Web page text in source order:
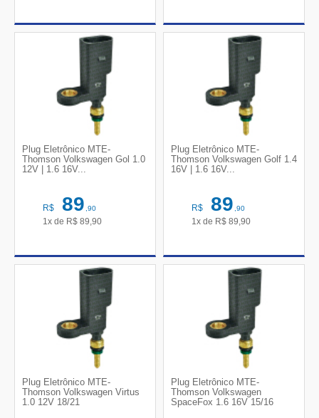
Plug Eletrônico MTE-
Thomson Volkswagen Gol 1.0
12V | 1.6 16V...
R$ 89,90
1x de R$ 89,90
Plug Eletrônico MTE-
Thomson Volkswagen Golf 1.4
16V | 1.6 16V...
R$ 89,90
1x de R$ 89,90
Plug Eletrônico MTE-
Thomson Volkswagen Virtus
1.0 12V 18/21
Plug Eletrônico MTE-
Thomson Volkswagen
SpaceFox 1.6 16V 15/16